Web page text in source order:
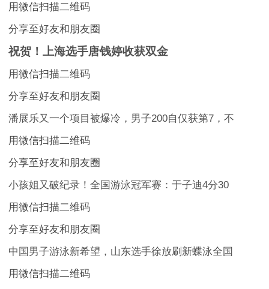
用微信扫描二维码
分享至好友和朋友圈
祝贺！上海选手唐钱婷收获双金
用微信扫描二维码
分享至好友和朋友圈
潘展乐又一个项目被爆冷，男子200自仅获第7，不
用微信扫描二维码
分享至好友和朋友圈
小孩姐又破纪录！全国游泳冠军赛：于子迪4分30
用微信扫描二维码
分享至好友和朋友圈
中国男子游泳新希望，山东选手徐放刷新蝶泳全国
用微信扫描二维码